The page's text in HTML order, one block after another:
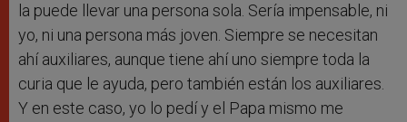
la puede llevar una persona sola. Sería impensable, ni
yo, ni una persona más joven. Siempre se necesitan
ahí auxiliares, aunque tiene ahí uno siempre toda la
curia que le ayuda, pero también están los auxiliares.
Y en este caso, yo lo pedí y el Papa mismo me